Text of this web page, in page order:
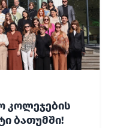
კოლეჯების
ბათუმში!